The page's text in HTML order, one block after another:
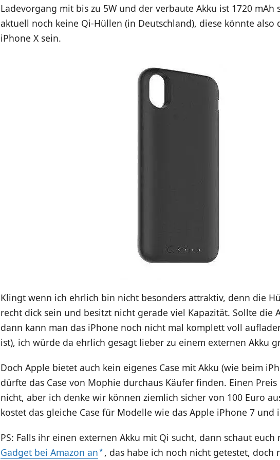
Ladevorgang mit bis zu 5W und der verbaute Akku ist 1720 mAh
aktuell noch keine Qi-Hüllen (in Deutschland), diese könnte also
iPhone X sein.
Klingt wenn ich ehrlich bin nicht besonders attraktiv, denn die
recht dick sein und besitzt nicht gerade viel Kapazität. Sollte die
dann kann man das iPhone noch nicht mal komplett voll
ist), ich würde da ehrlich gesagt lieber zu einem externen Akku
Doch Apple bietet auch kein eigenes Case mit Akku (wie beim
dürfte das Case von Mophie durchaus Käufer finden. Einen
nicht, aber ich denke wir können ziemlich sicher von 100 Euro
kostet das gleiche Case für Modelle wie das Apple iPhone 7 und
PS: Falls ihr einen externen Akku mit Qi sucht, dann schaut euch
Gadget bei Amazon an , das habe ich noch nicht getestet, doch